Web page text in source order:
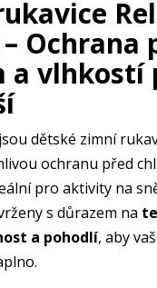
Ochrana
a vlhkostí
jsou dětské zimní
ochranu před
pro aktivity na
s důrazem na
a pohodlí, aby